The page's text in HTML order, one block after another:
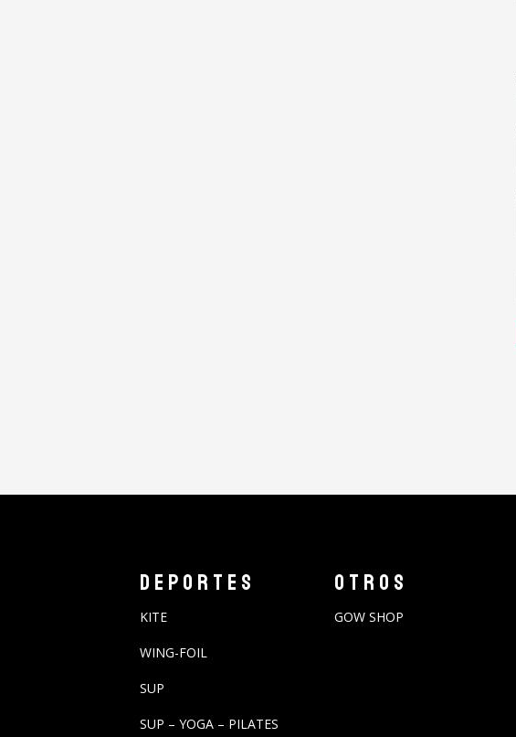
DEPORTES
KITE
WING-FOIL
SUP
SUP – YOGA – PILATES
OTROS
GOW SHOP